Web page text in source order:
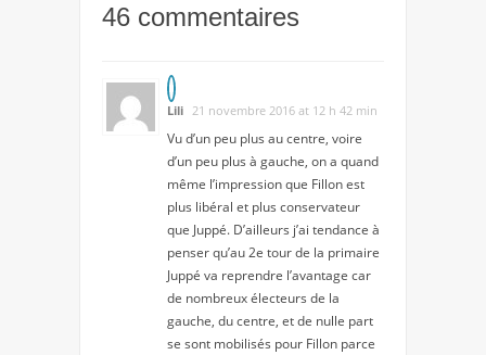
46 commentaires
Lili 21 novembre 2016 at 12 h 42 min
Vu d’un peu plus au centre, voire
d’un peu plus à gauche, on a quand
même l’impression que Fillon est
plus libéral et plus conservateur
que Juppé. D’ailleurs j’ai tendance à
penser qu’au 2e tour de la primaire
Juppé va reprendre l’avantage car
de nombreux électeurs de la
gauche, du centre, et de nulle part
se sont mobilisés pour Fillon parce